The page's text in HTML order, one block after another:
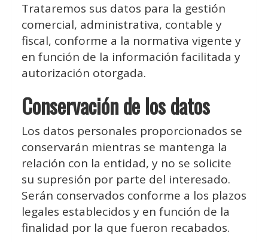
Trataremos sus datos para la gestión
comercial, administrativa, contable y
fiscal, conforme a la normativa vigente y
en función de la información facilitada y
autorización otorgada.
Conservación de los datos
Los datos personales proporcionados se
conservarán mientras se mantenga la
relación con la entidad, y no se solicite
su supresión por parte del interesado.
Serán conservados conforme a los plazos
legales establecidos y en función de la
finalidad por la que fueron recabados.